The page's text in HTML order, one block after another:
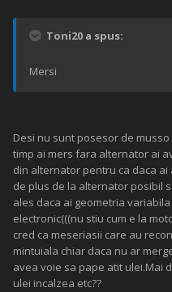
Toni20 a spus:
Mersi
Desi nu sunt posesor de
timp ai mers fara alternator ai
din alternator pentru ca daca
de plus de la alternator posibil
ales daca ai geometria
electronic(((nu stiu cum e la
cred ca meseriasii care au
mintuiala chiar daca nu ar
avea voie sa pape atit ulei.Mai
ulei incalzea etc??